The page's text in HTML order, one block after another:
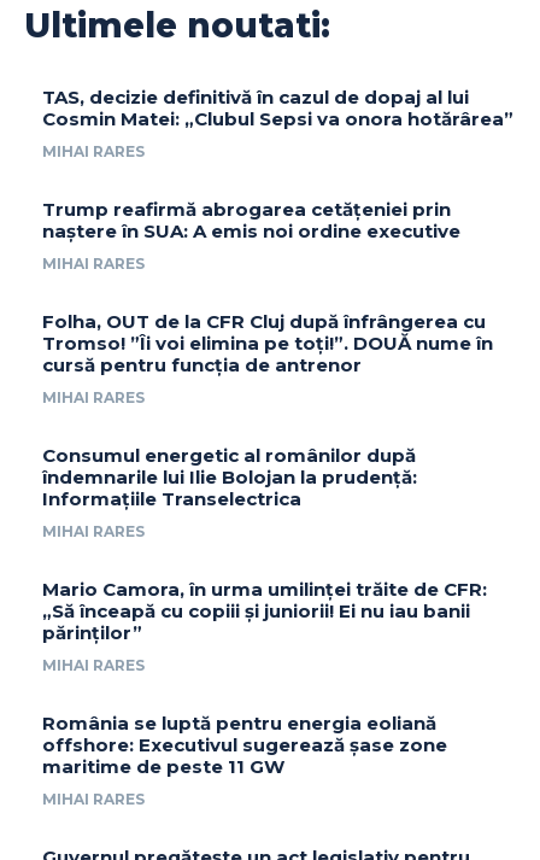
Ultimele noutati:
TAS, decizie definitivă în cazul de dopaj al lui
Cosmin Matei: „Clubul Sepsi va onora hotărârea”
MIHAI RARES
Trump reafirmă abrogarea cetățeniei prin
naștere în SUA: A emis noi ordine executive
MIHAI RARES
Folha, OUT de la CFR Cluj după înfrângerea cu
Tromso! ”Îi voi elimina pe toți!”. DOUĂ nume în
cursă pentru funcția de antrenor
MIHAI RARES
Consumul energetic al românilor după
îndemnarile lui Ilie Bolojan la prudență:
Informațiile Transelectrica
MIHAI RARES
Mario Camora, în urma umilinței trăite de CFR:
„Să înceapă cu copiii și juniorii! Ei nu iau banii
părinților”
MIHAI RARES
România se luptă pentru energia eoliană
offshore: Executivul sugerează șase zone
maritime de peste 11 GW
MIHAI RARES